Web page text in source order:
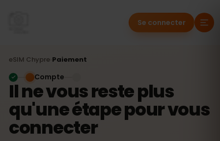
Se connecter
eSIM Chypre Paiement
Il ne vous reste plus
qu'une étape pour vous
connecter
Compte